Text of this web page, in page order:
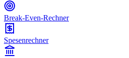
Break-Even-Rechner
Spesenrechner